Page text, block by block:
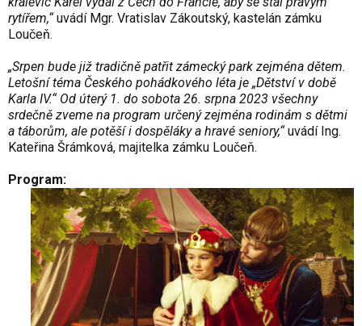
rytířem,“uvádí Mgr. Vratislav Zákoutský, kastelán zámku
Loučeň.
„Srpen bude již tradičně patřit zámecký park zejména dětem.
Letošní téma Českého pohádkového léta je „Dětství v době
Karla IV.“ Od úterý 1. do sobota 26. srpna 2023 všechny
srdečně zveme na program určený zejména rodinám s dětmi
a táborům, ale potěší i dospěláky a hravé seniory,“uvádí Ing.
Kateřina Šrámková, majitelka zámku Loučeň.
Program: